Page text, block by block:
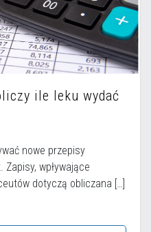
ile leku wydać
nowe przepisy
wpływające
dotyczą obliczana […]